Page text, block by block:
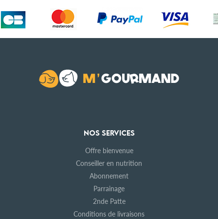
NOS SERVICES
Offre bienvenue
Conseiller en nutrition
Abonnement
Parrainage
2nde Patte
Conditions de livraisons